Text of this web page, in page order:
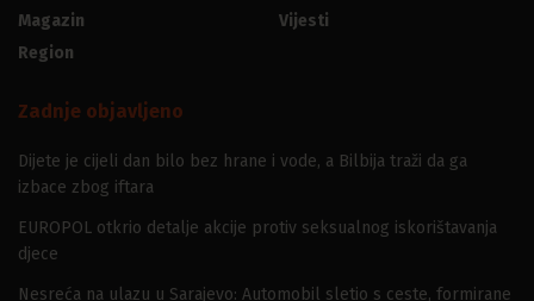
Magazin
Region
Vijesti
Zadnje objavljeno
Dijete je cijeli dan bilo bez hrane i vode, a Bilbija traži da ga
izbace zbog iftara
EUROPOL otkrio detalje akcije protiv seksualnog iskorištavanja
djece
Nesreća na ulazu u Sarajevo: Automobil sletio s ceste, formirane